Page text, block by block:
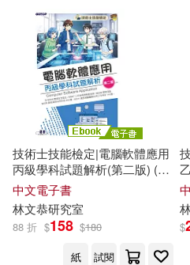
電子益智拼裝教育研發組
黃曉俊(2)
龐渤（主編）(2)
9786267628560(1)
CAMP TAKANY(1)
凱信出版(1) 出色
勞動部及職業安全衛生研
北京大學醫學出版社(1)
北京聯合出版公司(1)
原子能出版社(1)
技術士技能檢定|電腦軟體應用
丙級學科試題解析(第二版) (電
子書)
中文電子書
林文恭研究室
88 折 $158 $180
紙
試閱
$